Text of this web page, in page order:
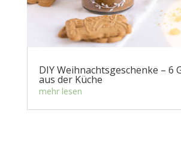
DIY Weihnachtsgeschenke – 6
aus der Küche
mehr lesen